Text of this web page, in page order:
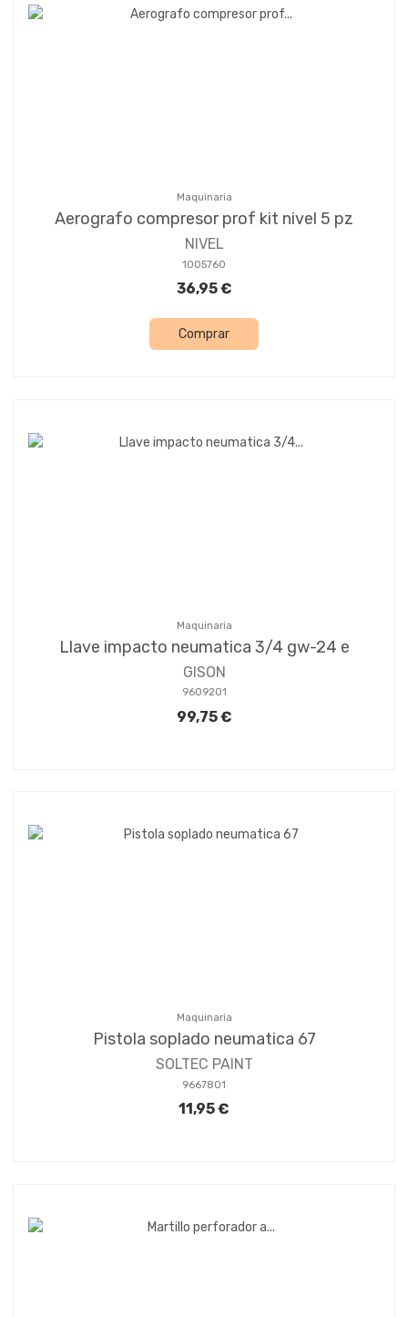
Maquinaria
Aerografo compresor prof kit nivel 5 pz
NIVEL
1005760
36,95 €
Comprar
Maquinaria
Llave impacto neumatica 3/4 gw-24 e
GISON
9609201
99,75 €
Maquinaria
Pistola soplado neumatica 67
SOLTEC PAINT
9667801
11,95 €